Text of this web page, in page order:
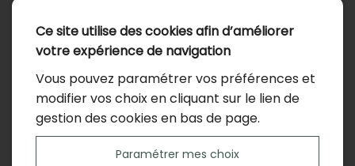
privilégiées encouragent également la biodiversité et
l’utilisation judicieuse de l’espace, afin d’obtenir un
En choisissant Rattel Paysagiste, vous bénéficiez d’un
accompagnement personnalisé où la satisfaction du
client reste une priorité. Chaque projet fait l’objet d’une
méthode ajustée et d’une sélection de matériaux
Ce site utilise des cookies afin d’améliorer
votre expérience de navigation
Vous pouvez paramétrer vos préférences et
modifier vos choix en cliquant sur le lien de
gestion des cookies en bas de page.
Paramétrer mes choix